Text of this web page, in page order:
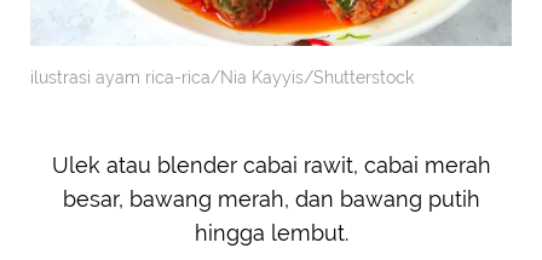
ilustrasi ayam rica-rica/Nia Kayyis/Shutterstock
Ulek atau blender cabai rawit, cabai merah
besar, bawang merah, dan bawang putih
hingga lembut.